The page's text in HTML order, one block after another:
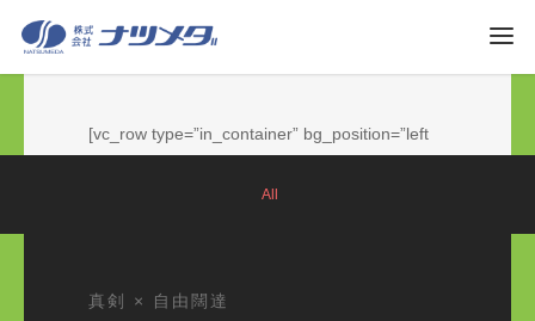
[vc_row type=”in_container” bg_position=”left
text_align=”left” top_padding=”0″
All
真剣 × 自由闊達